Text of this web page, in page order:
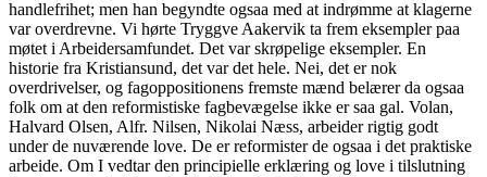
handlefrihet; men han begyndte ogsaa med at indrømme at klagerne
var overdrevne. Vi hørte Tryggve Aakervik ta frem eksempler paa
møtet i Arbeidersamfundet. Det var skrøpelige eksempler. En
historie fra Kristiansund, det var det hele. Nei, det er nok
overdrivelser, og fagoppositionens fremste mænd belærer da ogsaa
folk om at den reformistiske fagbevægelse ikke er saa gal. Volan,
Halvard Olsen, Alfr. Nilsen, Nikolai Næss, arbeider rigtig godt
under de nuværende love. De er reformister de ogsaa i det praktiske
arbeide. Om I vedtar den principielle erklæring og love i tilslutning